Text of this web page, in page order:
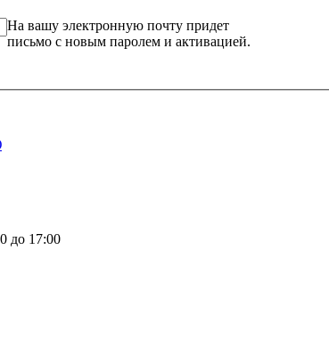
На вашу электронную почту придет
письмо с новым паролем и активацией.
до 17:00